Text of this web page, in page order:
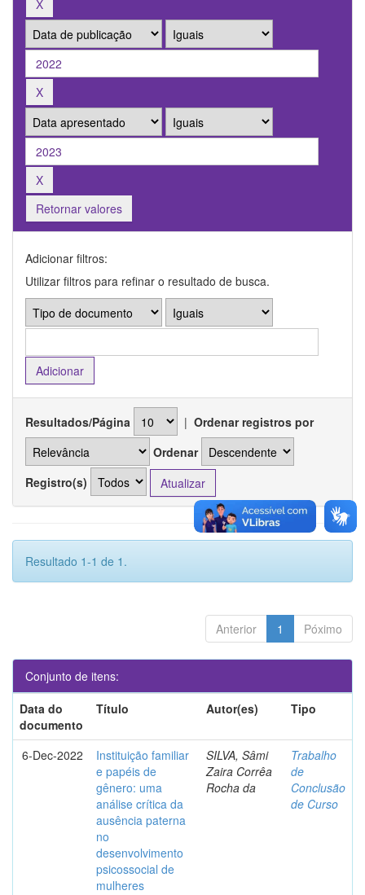
Retornar valores
Adicionar filtros:
Utilizar filtros para refinar o resultado de busca.
Resultados/Página | Ordenar registros por
Ordenar
Registro(s)
Resultado 1-1 de 1.
Anterior 1 Póximo
Conjunto de itens:
Data do
documento
Título Autor(es) Tipo
6-Dec-2022
Instituição familiar
e papéis de
gênero: uma
análise crítica da
ausência paterna
no
desenvolvimento
psicossocial de
mulheres
SILVA, Sâmi
Zaira Corrêa
Rocha da
Trabalho
de
Conclusão
de Curso